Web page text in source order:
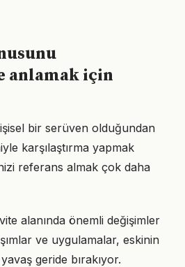
anlamak için
bir serüven olduğundan
karşılaştırma yapmak
referans almak çok daha
alanında önemli değişimler
ve uygulamalar, eskinin
geride bırakıyor.